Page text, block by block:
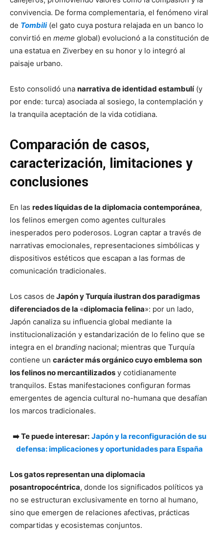
convivencia. De forma complementaria, el fenómeno viral
de Tombili(el gato cuya postura relajada en un banco lo
convirtió en meme global) evolucionó a la constitución de
una estatua en Ziverbey en su honor y lo integró al
paisaje urbano.
Esto consolidó una narrativa de identidad estambulí(y
por ende: turca) asociada al sosiego, la contemplación y
la tranquila aceptación de la vida cotidiana.
Comparación de casos,
caracterización, limitaciones y
conclusiones
En las redes líquidas de la diplomacia contemporánea,
los felinos emergen como agentes culturales
inesperados pero poderosos. Logran captar a través de
narrativas emocionales, representaciones simbólicas y
dispositivos estéticos que escapan a las formas de
comunicación tradicionales.
Los casos de Japón y Turquía ilustran dos paradigmas
diferenciados de la «diplomacia felina»: por un lado,
Japón canaliza su influencia global mediante la
institucionalización y estandarización de lo felino que se
integra en el branding nacional; mientras que Turquía
contiene un carácter más orgánico cuyo emblema son
los felinos no mercantilizados y cotidianamente
tranquilos. Estas manifestaciones configuran formas
emergentes de agencia cultural no-humana que desafían
los marcos tradicionales.
➡️ Te puede interesar: Japón y la reconfiguración de su
defensa: implicaciones y oportunidades para España
Los gatos representan una diplomacia
posantropocéntrica, donde los significados políticos ya
no se estructuran exclusivamente en torno al humano,
sino que emergen de relaciones afectivas, prácticas
compartidas y ecosistemas conjuntos.